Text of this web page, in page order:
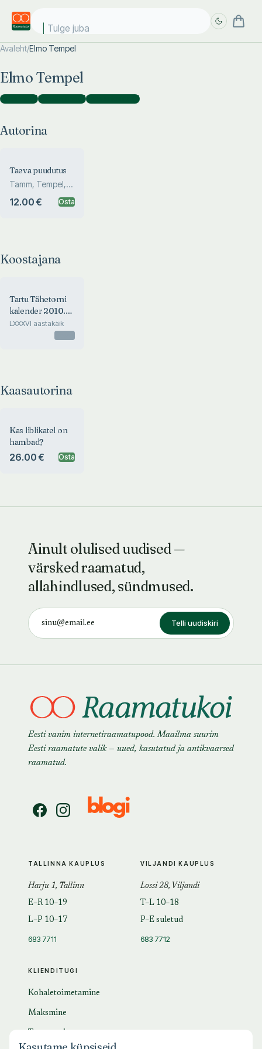
Tulge juba!
Avaleht/Elmo Tempel
Elmo Tempel
Autorina )Koostajana )Kaasautorina )
Autorina
Taeva puudutus
Tamm, Tempel,
12.00 € Osta
Koostajana
Tartu Tähetorni
kalender 2010.
aastaks
LXXXVI aastakäik
Kaasautorina
Kas liblikatel on
hambad?
26.00 € Osta
Ainult olulised uudised —
värsked raamatud,
allahindlused, sündmused.
Telli uudiskiri
Eesti vanim internetiraamatupood. Maailma suurim
Eesti raamatute valik — uued, kasutatud ja antikvaarsed
raamatud.
KLIENDITUGI
Kohaletoimetamine
Maksmine
TALLINNA KAUPLUS
Harju 1, Tallinn
E–R 10–19
L–P 10–17
683 7711
VILJANDI KAUPLUS
Lossi 28, Viljandi
T–L 10–18
P–E suletud
683 7712